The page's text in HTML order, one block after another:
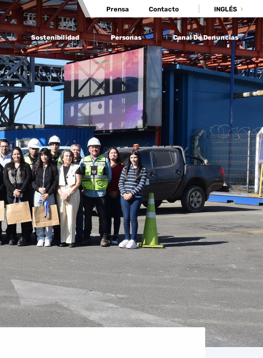
Sostenibilidad Personas Canal De Denuncias
Prensa Contacto INGLÉS